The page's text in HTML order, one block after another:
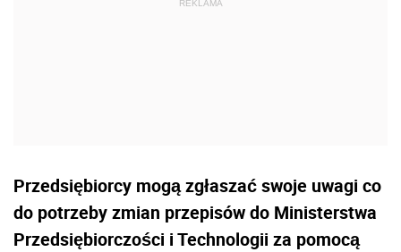
Przedsiębiorcy mogą zgłaszać swoje uwagi co
do potrzeby zmian przepisów do Ministerstwa
Przedsiębiorczości i Technologii za pomocą